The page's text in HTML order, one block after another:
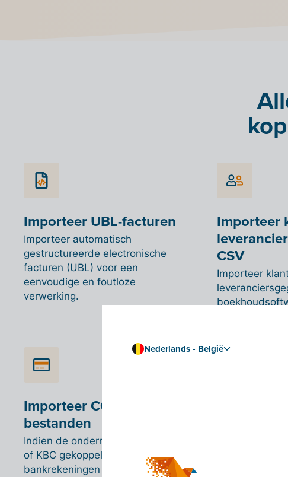
Importeer UBL-facturen
Importeer automatisch
gestructureerde electronische
facturen (UBL) voor een
eenvoudige en foutloze
verwerking.
Importeer
CSV
Importeer
Importeer CODA-
bestanden
Indien de ondernemer via Billbank
of KBC gekoppelde
bankrekeningen heeft worden de
Future-
Billit verbindt
het Peppol-
eigen Billit
Nederlands - België